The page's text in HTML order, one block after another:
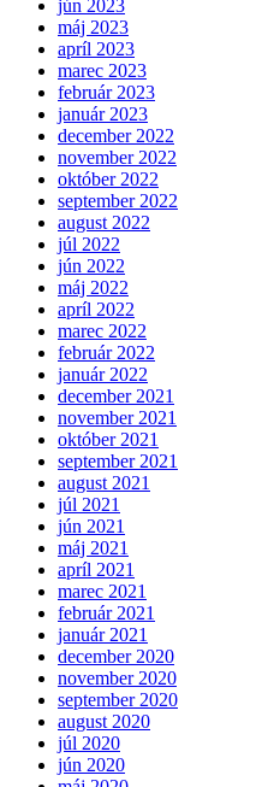
jún 2023
máj 2023
apríl 2023
marec 2023
február 2023
január 2023
december 2022
november 2022
október 2022
september 2022
august 2022
júl 2022
jún 2022
máj 2022
apríl 2022
marec 2022
február 2022
január 2022
december 2021
november 2021
október 2021
september 2021
august 2021
júl 2021
jún 2021
máj 2021
apríl 2021
marec 2021
február 2021
január 2021
december 2020
november 2020
september 2020
august 2020
júl 2020
jún 2020